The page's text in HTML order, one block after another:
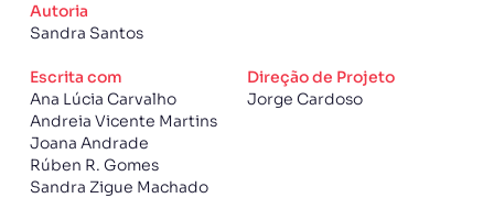
Autoria
Sandra Santos
Escrita com
Ana Lúcia Carvalho
Andreia Vicente Martins
Joana Andrade
Rúben R. Gomes
Sandra Zigue Machado
Direção de Projeto
Jorge Cardoso